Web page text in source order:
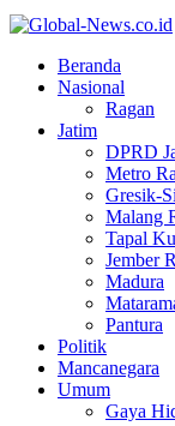
Beranda
Nasional
Ragan
Jatim
DPRD
Metro
Gresik-
Malang
Tapal
Jember
Madura
Pantura
Politik
Mancanegara
Umum
Gaya